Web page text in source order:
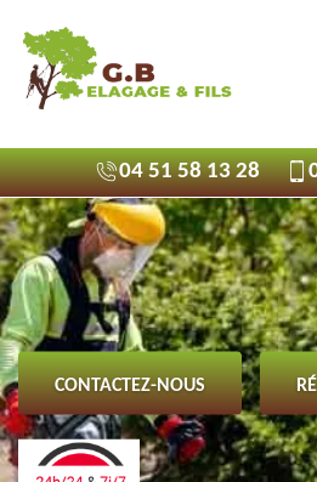
04 51 58 13 28
CONTACTEZ-NOUS